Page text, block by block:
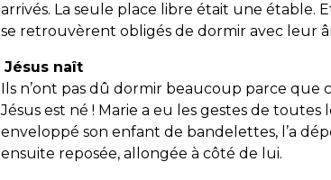
arrivés. La seule place libre était une étable.
se retrouvèrent obligés de dormir avec leur
Jésus naît
Ils n’ont pas dû dormir beaucoup parce
Jésus est né ! Marie a eu les gestes de toutes
enveloppé son enfant de bandelettes, l’a
ensuite reposée, allongée à côté de lui.